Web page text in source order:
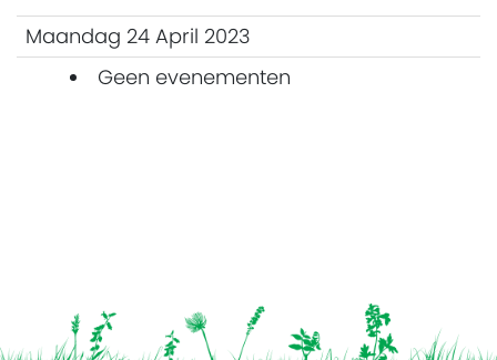
Maandag 24 April 2023
Geen evenementen